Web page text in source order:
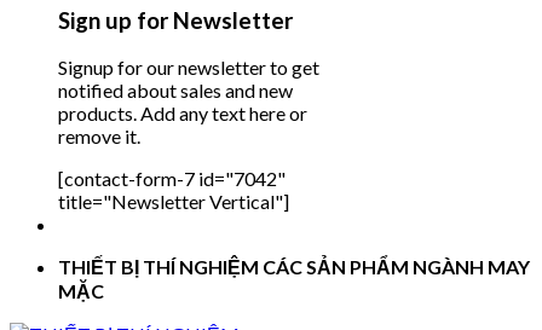
Sign up for Newsletter
Signup for our newsletter to get
notified about sales and new
products. Add any text here or
remove it.
[contact-form-7 id="7042"
title="Newsletter Vertical"]
THIẾT BỊ THÍ NGHIỆM CÁC SẢN PHẨM NGÀNH MAY
MẶC